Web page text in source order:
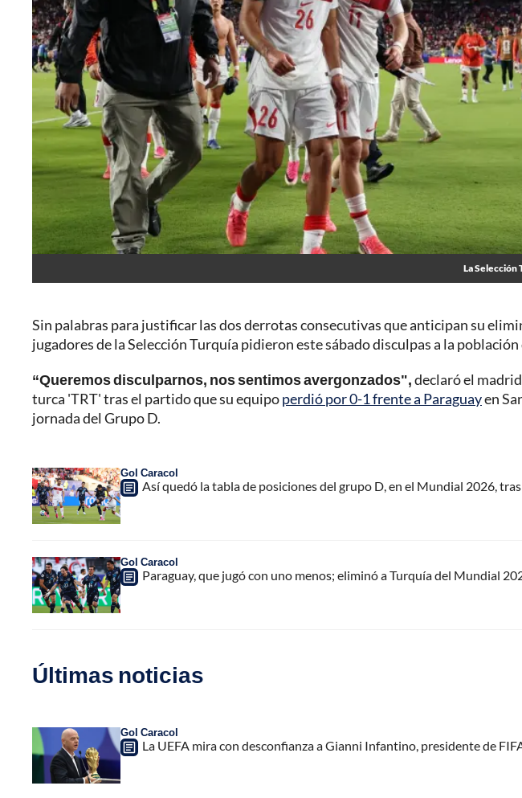
La Selección
Sin palabras para justificar las dos derrotas consecutivas que anticipan su
jugadores de la Selección Turquía pidieron este sábado disculpas a la población
“Queremos disculparnos, nos sentimos avergonzados",declaró el
turca 'TRT' tras el partido que su equipoperdió por 0-1 frente a Paraguayen
jornada del Grupo D.
Gol Caracol
Así quedó la tabla de posiciones del grupo D, en el Mundial 2026,
Gol Caracol
Paraguay, que jugó con uno menos; eliminó a Turquía del Mundial
Últimas noticias
Gol Caracol
La UEFA mira con desconfianza a Gianni Infantino, presidente de